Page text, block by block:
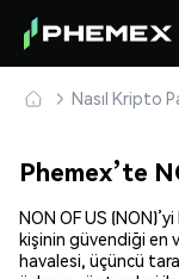
Nasıl Kripto
Phemex’te
NON OF US
kişinin güvendiği en
havalesi, üçüncü